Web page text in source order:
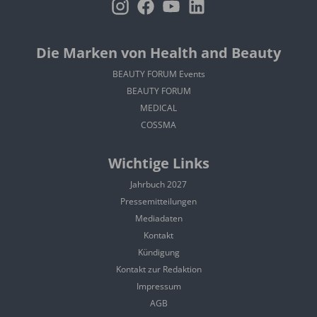
Die Marken von Health and Beauty
BEAUTY FORUM Events
BEAUTY FORUM
MEDICAL
COSSMA
Wichtige Links
Jahrbuch 2027
Pressemitteilungen
Mediadaten
Kontakt
Kündigung
Kontakt zur Redaktion
Impressum
AGB